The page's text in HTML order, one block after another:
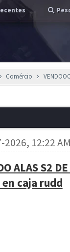
Comércio
2026, 12:22
ALAS S2
en caja rudd